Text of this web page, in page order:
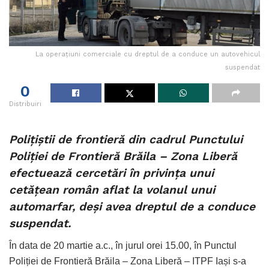
La operațiuni comerciale cu dreptul de a conduce un autovehicul
suspendat
0
Distribuiri
Poliţiştii de frontieră din cadrul Punctului
Poliției de Frontieră Brăila – Zona Liberă
efectuează cercetări în privinţa unui
cetăţean român aflat la volanul unui
automarfar, deși avea dreptul de a conduce
suspendat.
În data de 20 martie a.c., în jurul orei 15.00, în Punctul
Poliției de Frontieră Brăila – Zona Liberă – ITPF Iași s-a